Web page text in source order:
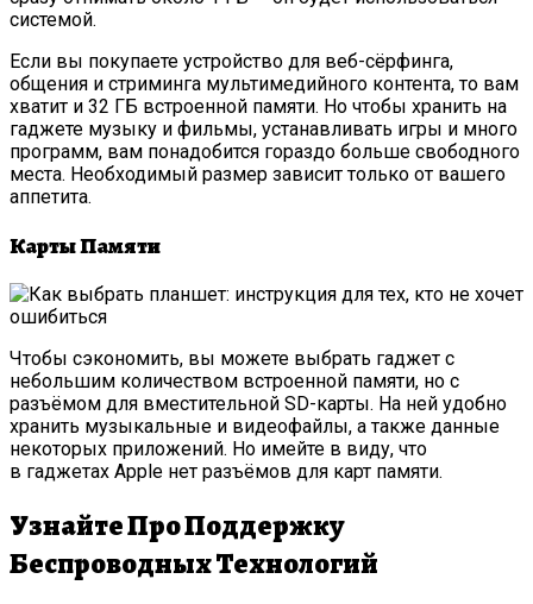
системой.
Если вы покупаете устройство для веб-сёрфинга,
общения и стриминга мультимедийного контента, то вам
хватит и 32 ГБ встроенной памяти. Но чтобы хранить на
гаджете музыку и фильмы, устанавливать игры и много
программ, вам понадобится гораздо больше свободного
места. Необходимый размер зависит только от вашего
аппетита.
Карты Памяти
Чтобы сэкономить, вы можете выбрать гаджет с
небольшим количеством встроенной памяти, но с
разъёмом для вместительной SD-карты. На ней удобно
хранить музыкальные и видеофайлы, а также данные
некоторых приложений. Но имейте в виду, что
в гаджетах Apple нет разъёмов для карт памяти.
Узнайте Про Поддержку
Беспроводных Технологий